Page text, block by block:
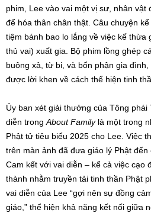
phim, Lee vào vai một vị sư, nhân vật
để hóa thân chân thật. Câu chuyện
tiệm bánh bao lo lắng về việc kế thừa
thủ vai) xuất gia. Bộ phim lồng ghép
buông xả, từ bi, và bổn phận gia
được lời khen về cách thể hiện tinh
Ủy ban xét giải thưởng của Tông
diễn trong About Familylà một trong
Phật tử tiêu biểu 2025 cho Lee. Việc
trên màn ảnh đã đưa giáo lý Phật đến
Cam kết với vai diễn – kể cả việc cạo
thành nhằm truyền tải tinh thần Phật
vai diễn của Lee “gợi nên sự đồng
giáo,” thể hiện khả năng kết nối giữa